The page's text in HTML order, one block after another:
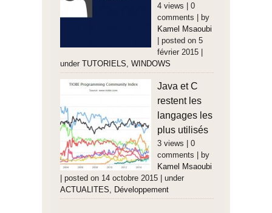
4 views | 0
comments | by
Kamel Msaoubi
| posted on 5
février 2015 |
under TUTORIELS WINDOWS
Java et C
restent les
langages les
plus utilisés
3 views | 0
comments | by
Kamel Msaoubi
| posted on 14 octobre 2015 | under
ACTUALITES
Développement